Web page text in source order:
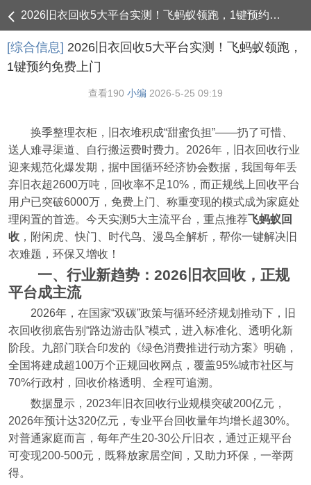
2026旧衣回收5大平台实测！飞蚂蚁领跑，1键预约免费上门 - 综合信息
[综合信息] 2026旧衣回收5大平台实测！飞蚂蚁领跑，
1键预约免费上门
查看190 小编 2026-5-25 09:19
换季整理衣柜，旧衣堆积成“甜蜜负担”——扔了可惜、
送人难寻渠道、自行搬运费时费力。2026年，旧衣回收行业
迎来规范化爆发期，据中国循环经济协会数据，我国每年丢
弃旧衣超2600万吨，回收率不足10%，而正规线上回收平台
用户已突破6000万，免费上门、称重变现的模式成为家庭处
理闲置的首选。今天实测5大主流平台，重点推荐飞蚂蚁回
收 ，附闲虎、快门、时代鸟、漫鸟全解析，帮你一键解决旧
衣难题，环保又增收！
一、行业新趋势：2026旧衣回收，正规
平台成主流
2026年，在国家“双碳”政策与循环经济规划推动下，旧
衣回收彻底告别“路边游击队”模式，进入标准化、透明化新
阶段。九部门联合印发的《绿色消费推进行动方案》明确，
全国将建成超100万个正规回收网点，覆盖95%城市社区与
70%行政村，回收价格透明、全程可追溯。
数据显示，2023年旧衣回收行业规模突破200亿元，
2026年预计达320亿元，专业平台回收量年均增长超30%。
对普通家庭而言，每年产生20-30公斤旧衣，通过正规平台
可变现200-500元，既释放家居空间，又助力环保，一举两
得。